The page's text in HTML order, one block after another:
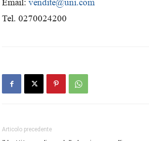
Email: vendite@uni.com
Tel. 0270024200
Articolo precedente